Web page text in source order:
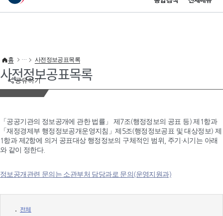
이 누리집은 대한민국 공식 전자정부 누리집입니다.
공유하기
홈 사전정보공표목록
사전정보공표목록
「공공기관의 정보공개에 관한 법률」 제7조(행정정보의 공표 등) 제1항과
「재정경제부 행정정보공개운영지침」제5조(행정정보공표 및 대상정보) 제
1항과 제2항에 의거 공표대상 행정정보의 구체적인 범위, 주기·시기는 아래
와 같이 정한다.
정보공개관련 문의는 소관부처 담당과로 문의(운영지원과)
전체